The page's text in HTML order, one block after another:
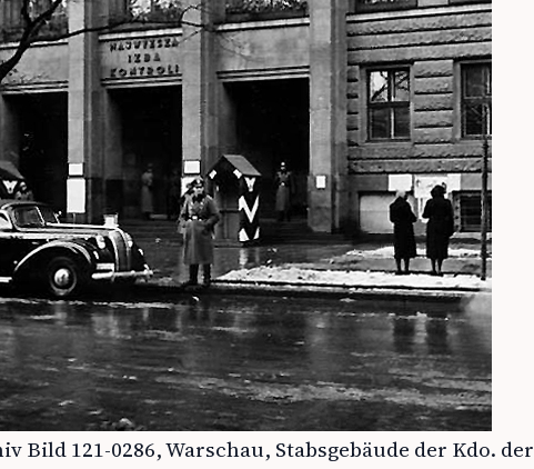
Bild 121-0286, Warschau, Stabsgebäude der Kdo. der